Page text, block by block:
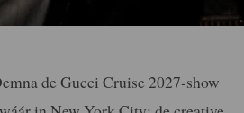
de Gucci Cruise 2027-show